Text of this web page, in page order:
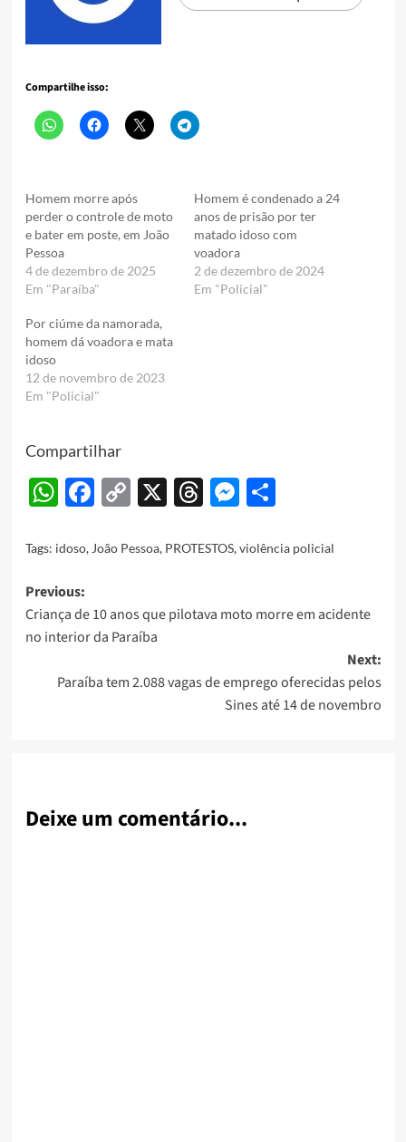
Compartilhe isso:
Homem morre após
perder o controle de moto
e bater em poste, em João
Pessoa
4 de dezembro de 2025
Em "Paraíba"
Homem é condenado a 24
anos de prisão por ter
matado idoso com
voadora
2 de dezembro de 2024
Em "Policial"
Por ciúme da namorada,
homem dá voadora e mata
idoso
12 de novembro de 2023
Em "Policial"
Compartilhar
WhatsApp
Facebook
Copy
X Threads
Messenger
Share
Tags: idoso, João Pessoa, PROTESTOS,violência policial
Post
navigation
Previous:
Criança de 10 anos que pilotava moto morre em acidente
no interior da Paraíba
Next:
Paraíba tem 2.088 vagas de emprego oferecidas pelos
Sines até 14 de novembro
Deixe um comentário...